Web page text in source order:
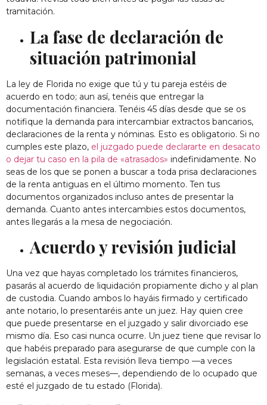
tramitación.
La fase de declaración de
situación patrimonial
La ley de Florida no exige que tú y tu pareja estéis de
acuerdo en todo; aun así, tenéis que entregar la
documentación financiera. Tenéis 45 días desde que se os
notifique la demanda para intercambiar extractos bancarios,
declaraciones de la renta y nóminas. Esto es obligatorio. Si no
cumples este plazo, el juzgado puede declararte en desacato
o dejar tu caso en la pila de «atrasados» indefinidamente. No
seas de los que se ponen a buscar a toda prisa declaraciones
de la renta antiguas en el último momento. Ten tus
documentos organizados incluso antes de presentar la
demanda. Cuanto antes intercambies estos documentos,
antes llegarás a la mesa de negociación.
Acuerdo y revisión judicial
Una vez que hayas completado los trámites financieros,
pasarás al acuerdo de liquidación propiamente dicho y al plan
de custodia. Cuando ambos lo hayáis firmado y certificado
ante notario, lo presentaréis ante un juez. Hay quien cree
que puede presentarse en el juzgado y salir divorciado ese
mismo día. Eso casi nunca ocurre. Un juez tiene que revisar lo
que habéis preparado para asegurarse de que cumple con la
legislación estatal. Esta revisión lleva tiempo —a veces
semanas, a veces meses—, dependiendo de lo ocupado que
esté el juzgado de tu estado (Florida).